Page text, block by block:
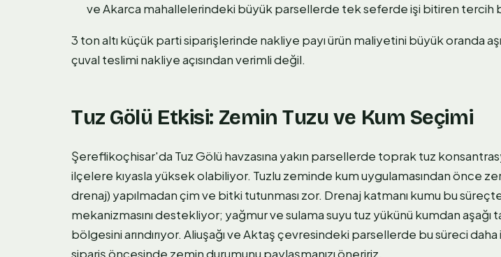
ve Akarca mahallelerindeki büyük parsellerde tek seferde işi bitiren tercih
3 ton altı küçük parti siparişlerinde nakliye payı ürün maliyetini büyük oranda
çuval teslimi nakliye açısından verimli değil.
Tuz Gölü Etkisi: Zemin Tuzu ve Kum Seçimi
Şereflikoçhisar'da Tuz Gölü havzasına yakın parsellerde toprak tuz
ilçelere kıyasla yüksek olabiliyor. Tuzlu zeminde kum uygulamasından önce
drenaj) yapılmadan çim ve bitki tutunması zor. Drenaj katmanı kumu bu
mekanizmasını destekliyor; yağmur ve sulama suyu tuz yükünü kumdan aşağı
bölgesini arındırıyor. Aliuşağı ve Aktaş çevresindeki parsellerde bu süreci
sipariş öncesinde zemin durumunu paylaşmanızı öneririz.